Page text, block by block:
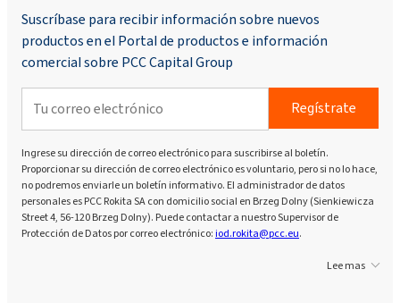
Suscríbase para recibir información sobre nuevos
productos en el Portal de productos e información
comercial sobre PCC Capital Group
Regístrate
Ingrese su dirección de correo electrónico para suscribirse al boletín.
Proporcionar su dirección de correo electrónico es voluntario, pero si no lo hace,
no podremos enviarle un boletín informativo. El administrador de datos
personales es PCC Rokita SA con domicilio social en Brzeg Dolny (Sienkiewicza
Street 4, 56-120 Brzeg Dolny). Puede contactar a nuestro Supervisor de
Protección de Datos por correo electrónico:iod.rokita@pcc.eu.
Lee mas